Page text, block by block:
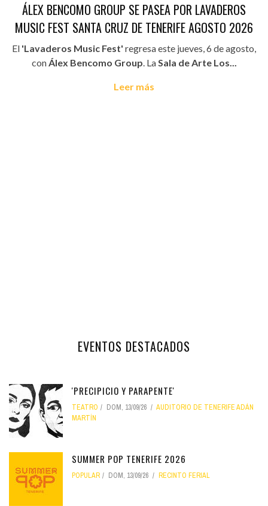
ÁLEX BENCOMO GROUP SE PASEA POR LAVADEROS
MUSIC FEST SANTA CRUZ DE TENERIFE AGOSTO 2026
El 'Lavaderos Music Fest' regresa este jueves, 6 de agosto,
conÁlex Bencomo Group. LaSala de Arte Los...
Leer más
EVENTOS DESTACADOS
'PRECIPICIO Y PARAPENTE'
TEATRO DOM, 13/09/26
AUDITORIO DE TENERIFE ADÁN
MARTÍN
SUMMER POP TENERIFE 2026
POPULAR DOM, 13/09/26 RECINTO FERIAL